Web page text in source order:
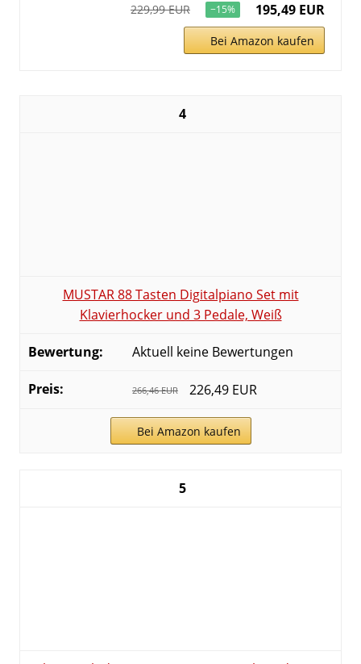
229,99 EUR −15% 195,49 EUR
Bei Amazon kaufen
4
MUSTAR 88 Tasten Digitalpiano Set mit
Klavierhocker und 3 Pedale, Weiß
Aktuell keine Bewertungen
266,46 EUR 226,49 EUR
Bei Amazon kaufen
5